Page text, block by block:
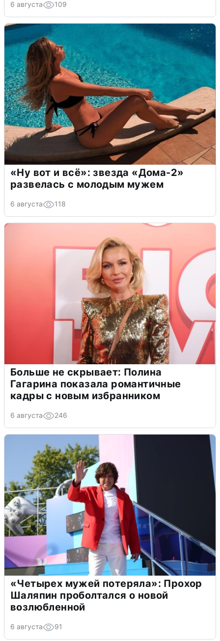
6 августа 109
«Ну вот и всё»: звезда «Дома-2»
развелась с молодым мужем
6 августа 118
Больше не скрывает: Полина
Гагарина показала романтичные
кадры с новым избранником
6 августа 246
«Четырех мужей потеряла»: Прохор
Шаляпин проболтался о новой
возлюбленной
6 августа 91